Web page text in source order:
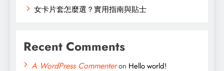
女卡片套怎麼選？實用指南與貼士
Recent Comments
A WordPress Commenteron Hello world!